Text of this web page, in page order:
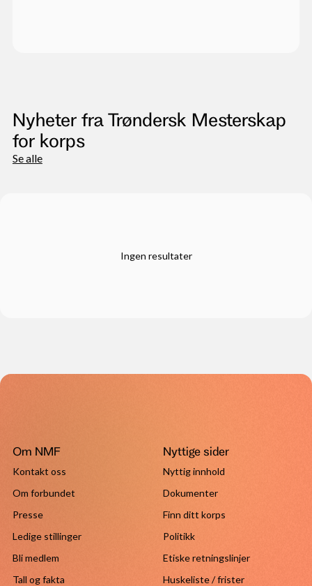
Nyheter fra Trøndersk Mesterskap
for korps
Se alle
Ingen resultater
Om NMF
Kontakt oss
Om forbundet
Presse
Ledige stillinger
Bli medlem
Tall og fakta
Nyttige sider
Nyttig innhold
Dokumenter
Finn ditt korps
Politikk
Etiske retningslinjer
Huskeliste / frister